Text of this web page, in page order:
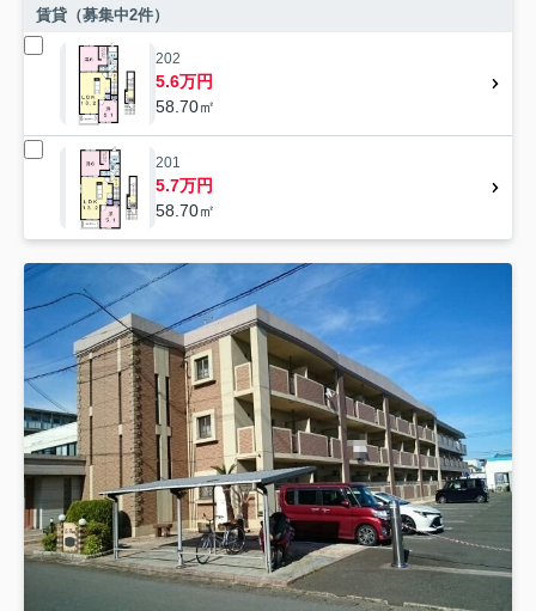
賃貸（募集中2件）
202
5.6万円
58.70㎡
201
5.7万円
58.70㎡